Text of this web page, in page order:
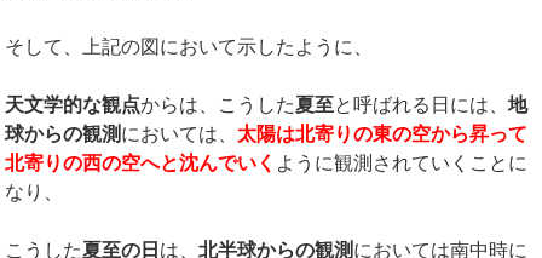
そして、上記の図において示したように、
天文学的な観点からは、こうした夏至と呼ばれる日には、地
球からの観測 においては、 太陽は北寄りの東の空から昇って
北寄りの西の空へと沈んでいく ように観測されていくことに
なり、
こうした夏至の日 は、北半球からの観測 においては南中時に